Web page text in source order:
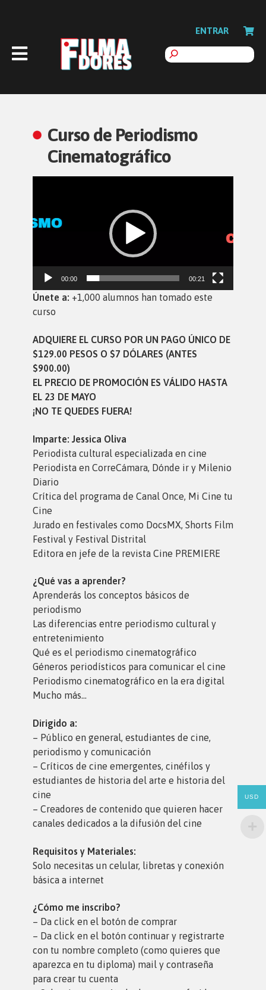
ENTRAR
Curso de Periodismo
Cinematográfico
00:00 00:21
Únete a: +1,000 alumnos han tomado este
curso
ADQUIERE EL CURSO POR UN PAGO ÚNICO DE
$129.00 PESOS O $7 DÓLARES (ANTES
$900.00)
EL PRECIO DE PROMOCIÓN ES VÁLIDO HASTA
EL 23 DE MAYO
¡NO TE QUEDES FUERA!
Imparte: Jessica Oliva
Periodista cultural especializada en cine
Periodista en CorreCámara, Dónde ir y Milenio
Diario
Crítica del programa de Canal Once, Mi Cine tu
Cine
Jurado en festivales como DocsMX, Shorts Film
Festival y Festival Distrital
Editora en jefe de la revista Cine PREMIERE
¿Qué vas a aprender?
Aprenderás los conceptos básicos de
periodismo
Las diferencias entre periodismo cultural y
entretenimiento
Qué es el periodismo cinematográfico
Géneros periodísticos para comunicar el cine
Periodismo cinematográfico en la era digital
Mucho más…
Dirigido a:
– Público en general, estudiantes de cine,
periodismo y comunicación
– Críticos de cine emergentes, cinéfilos y
estudiantes de historia del arte e historia del
cine
– Creadores de contenido que quieren hacer
canales dedicados a la difusión del cine
Requisitos y Materiales:
Solo necesitas un celular, libretas y conexión
básica a internet
¿Cómo me inscribo?
– Da click en el botón de comprar
– Da click en el botón continuar y registrarte
con tu nombre completo (como quieres que
aparezca en tu diploma) mail y contraseña
para crear tu cuenta
USD